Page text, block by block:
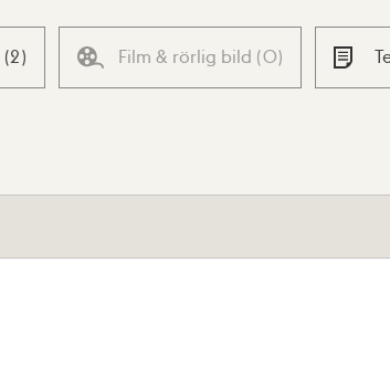
(2) Film & rörlig bild (0)